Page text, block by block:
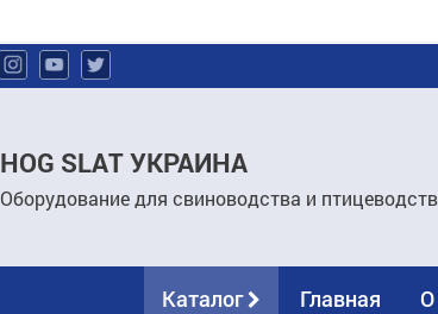
HOG SLAT УКРАИНА
Оборудование для свиноводства и
Каталог Главная О